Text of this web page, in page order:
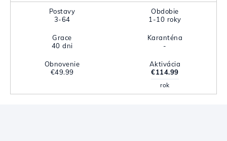
Postavy
3-64
Obdobie
1-10 roky
Grace
40 dni
Karanténa
-
Obnovenie
€49.99
Aktivácia
€114.99
rok